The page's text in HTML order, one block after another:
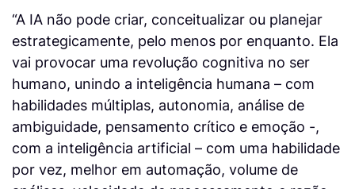
“A IA não pode criar, conceitualizar ou planejar
estrategicamente, pelo menos por enquanto. Ela
vai provocar uma revolução cognitiva no ser
humano, unindo a inteligência humana – com
habilidades múltiplas, autonomia, análise de
ambiguidade, pensamento crítico e emoção -,
com a inteligência artificial – com uma habilidade
por vez, melhor em automação, volume de